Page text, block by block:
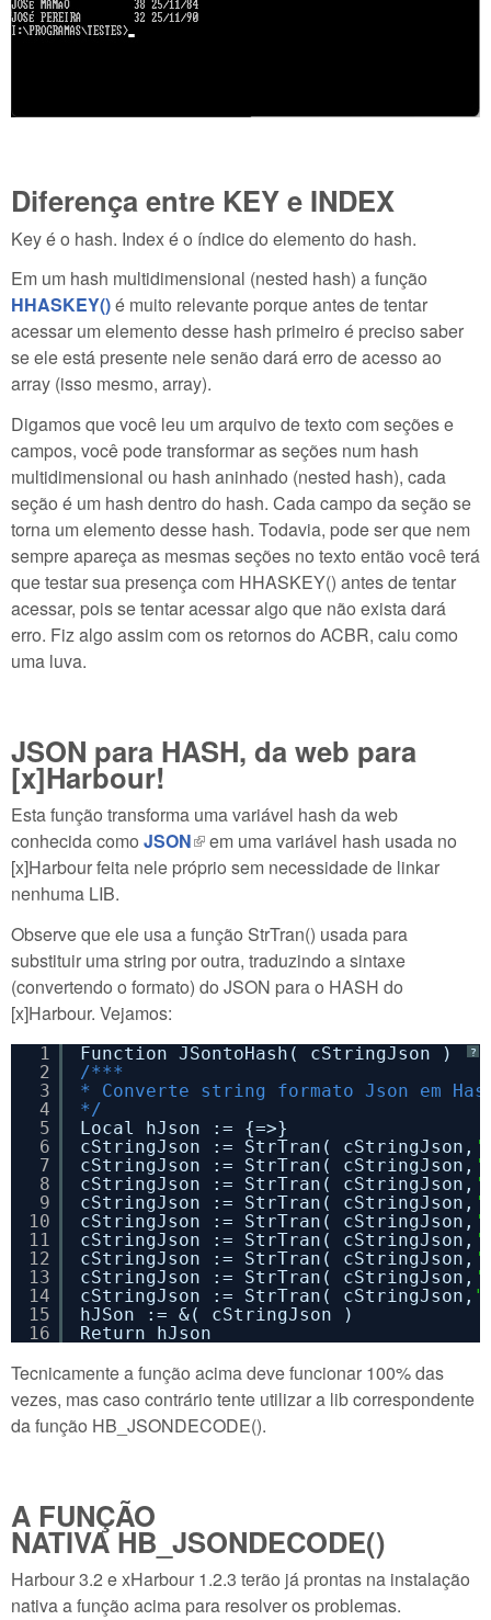
Diferença entre KEY e INDEX
Key é o hash. Index é o índice do elemento do hash.
Em um hash multidimensional (nested hash) a função
HHASKEY()é muito relevante porque antes de tentar
acessar um elemento desse hash primeiro é preciso saber
se ele está presente nele senão dará erro de acesso ao
array (isso mesmo, array).
Digamos que você leu um arquivo de texto com seções e
campos, você pode transformar as seções num hash
multidimensional ou hash aninhado (nested hash), cada
seção é um hash dentro do hash. Cada campo da seção se
torna um elemento desse hash. Todavia, pode ser que nem
sempre apareça as mesmas seções no texto então você terá
que testar sua presença com HHASKEY() antes de tentar
acessar, pois se tentar acessar algo que não exista dará
erro. Fiz algo assim com os retornos do ACBR, caiu como
uma luva.
JSON para HASH, da web para
[x]Harbour!
Esta função transforma uma variável hash da web
conhecida como JSON(link is external)
em uma variável hash usada no
[x]Harbour feita nele próprio sem necessidade de linkar
nenhuma LIB.
Observe que ele usa a função StrTran() usada para
substituir uma string por outra, traduzindo a sintaxe
(convertendo o formato) do JSON para o HASH do
[x]Harbour. Vejamos:
?
1
2
3
4
5
6
7
8
9
10
11
12
13
14
15
16
Function JSontoHash( cStringJson )
/***
* Converte string formato Json em
*/
Local hJson := {=>}
cStringJson := StrTran( cStringJson,
cStringJson := StrTran( cStringJson,
cStringJson := StrTran( cStringJson,
cStringJson := StrTran( cStringJson,
cStringJson := StrTran( cStringJson,
cStringJson := StrTran( cStringJson,
cStringJson := StrTran( cStringJson,
cStringJson := StrTran( cStringJson,
cStringJson := StrTran( cStringJson,
hJSon := &( cStringJson )
Return hJson
Tecnicamente a função acima deve funcionar 100% das
vezes, mas caso contrário tente utilizar a lib correspondente
da função HB_JSONDECODE().
A FUNÇÃO
NATIVA HB_JSONDECODE()
Harbour 3.2 e xHarbour 1.2.3 terão já prontas na instalação
nativa a função acima para resolver os problemas.